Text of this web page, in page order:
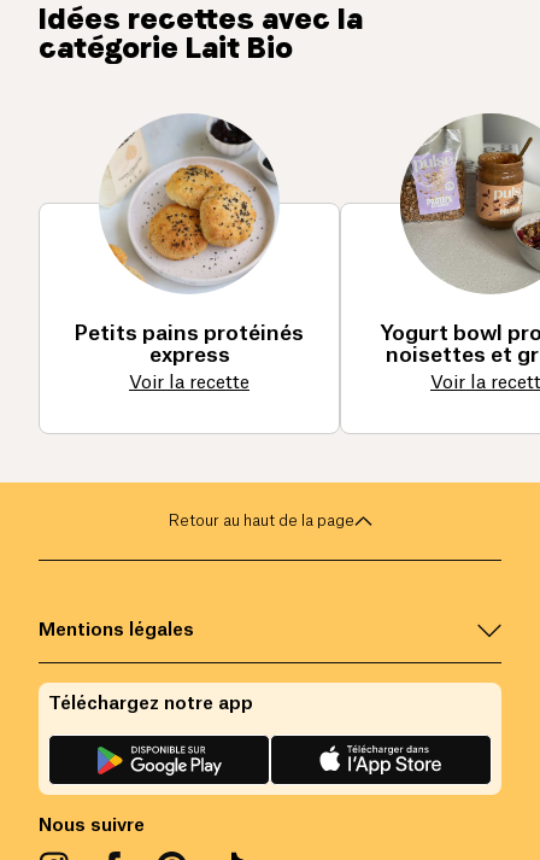
Idées recettes avec la
catégorie Lait Bio
Petits pains protéinés
express
Voir la recette
Yogurt bowl
noisettes et
Voir la
Retour au haut de la page
Mentions légales
Nous suivre
Téléchargez notre app